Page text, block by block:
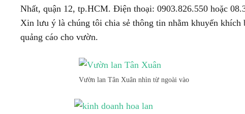
Nhất, quận 12, tp.HCM. Điện thoại: 0903.826.550 hoặc
Xin lưu ý là chúng tôi chia sẻ thông tin nhằm khuyến
quảng cáo cho vườn.
Vườn lan Tân Xuân nhìn từ ngoài vào